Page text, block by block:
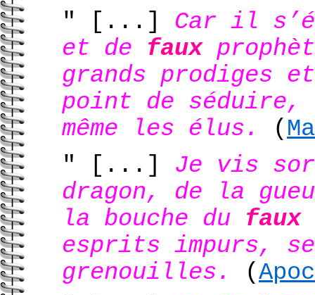
" [...] Car il
et de faux
grands prodiges
point de
même les élus.
(
" [...] Je vis
dragon, de la
la bouche du faux
esprits impurs,
grenouilles.
(